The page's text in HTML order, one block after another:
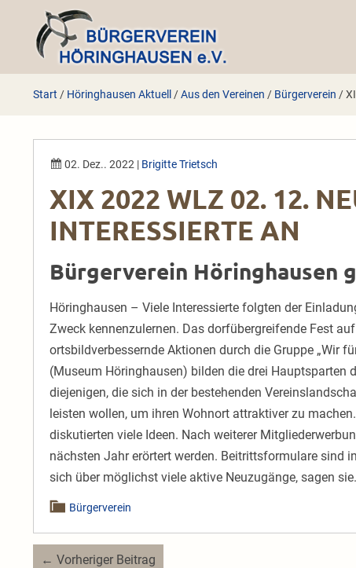
springen
Start / Höringhausen Aktuell /Aus den Vereinen / Bürgerverein /
02. Dez.. 2022 | Brigitte Trietsch
XIX 2022 WLZ 02. 12.
INTERESSIERTE AN
Bürgerverein Höringhausen
Höringhausen – Viele Interessierte folgten der
Zweck kennenzulernen. Das dorfübergreifende Fest
ortsbildverbessernde Aktionen durch die Gruppe „Wir
(Museum Höringhausen) bilden die drei Hauptsparten
diejenigen, die sich in der bestehenden
leisten wollen, um ihren Wohnort attraktiver zu
diskutierten viele Ideen. Nach weiterer
nächsten Jahr erörtert werden. Beitrittsformulare sind
sich über möglichst viele aktive Neuzugänge, sagen
Bürgerverein
Beitragsnavigation
← Vorheriger Beitrag